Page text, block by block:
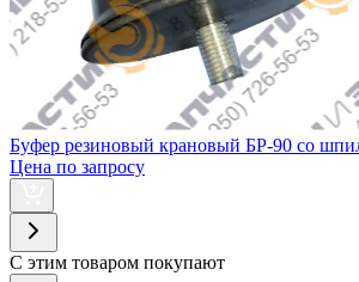
Буфер резиновый крановый БР-90 со
Цена по запросу
С этим товаром покупают